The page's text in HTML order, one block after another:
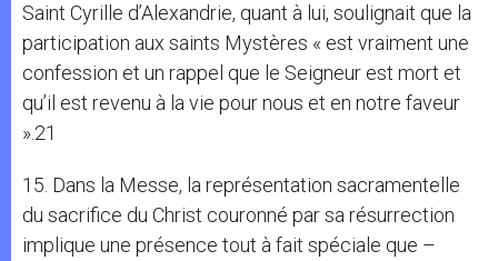
Saint Cyrille d’Alexandrie, quant à lui, soulignait que la
participation aux saints Mystères « est vraiment une
confession et un rappel que le Seigneur est mort et
qu’il est revenu à la vie pour nous et en notre faveur
».21
15. Dans la Messe, la représentation sacramentelle
du sacrifice du Christ couronné par sa résurrection
implique une présence tout à fait spéciale que –